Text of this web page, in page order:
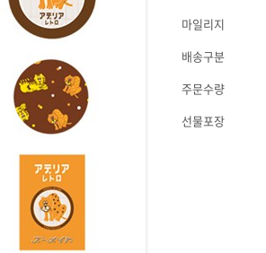
마일리지
배송구분
주문수량
선물포장